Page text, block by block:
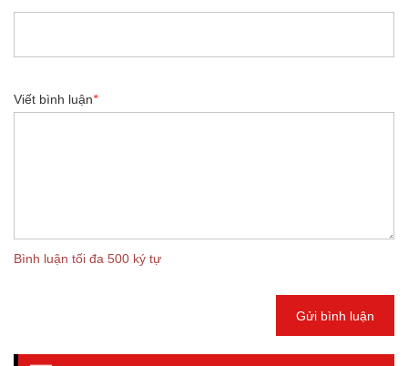
Viết bình luận*
Bình luận tối đa 500 ký tự
Gửi bình luận